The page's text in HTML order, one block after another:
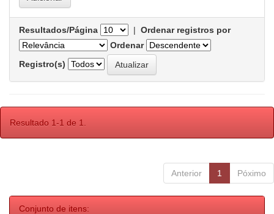
Resultados/Página | Ordenar registros por
Ordenar
Registro(s)
Resultado 1-1 de 1.
Anterior 1 Póximo
Conjunto de itens: